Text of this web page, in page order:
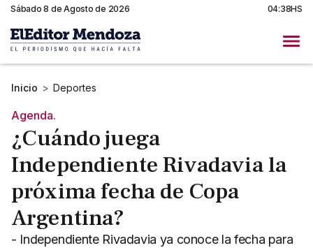
Sábado 8 de Agosto de 2026 04:38HS
Inicio > Deportes
Agenda.
¿Cuándo juega
Independiente Rivadavia la
próxima fecha de Copa
Argentina?
- Independiente Rivadavia ya conoce la fecha para